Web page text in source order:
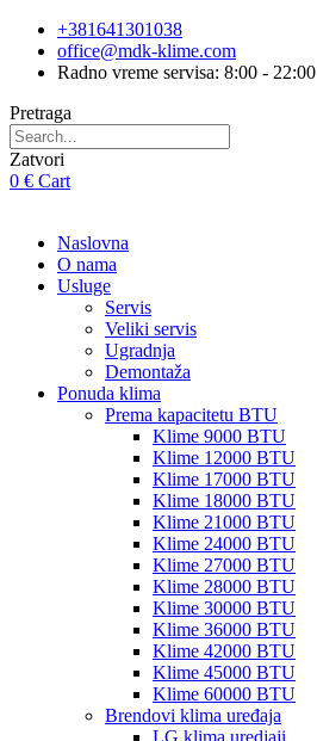
Skip
content
+381641301038
office@mdk-klime.com
Radno vreme servisa: 8:00 - 22:00
Pretraga
Zatvori
0 € Cart
Naslovna
O nama
Usluge
Servis
Veliki servis
Ugradnja
Demontaža
Ponuda klima
Prema kapacitetu BTU
Klime 9000 BTU
Klime 12000 BTU
Klime 17000 BTU
Klime 18000 BTU
Klime 21000 BTU
Klime 24000 BTU
Klime 27000 BTU
Klime 28000 BTU
Klime 30000 BTU
Klime 36000 BTU
Klime 42000 BTU
Klime 45000 BTU
Klime 60000 BTU
Brendovi klima uređaja
LG klima uredjaji